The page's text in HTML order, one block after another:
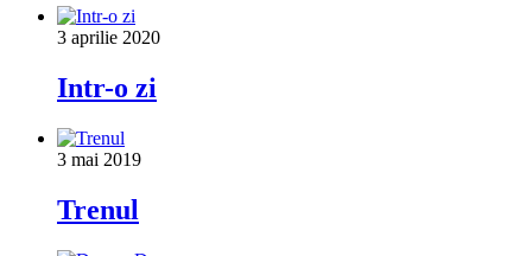
3 aprilie 2020
Intr-o zi
3 mai 2019
Trenul